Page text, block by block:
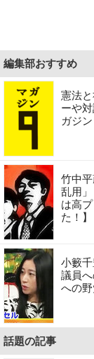
編集部おすすめ
憲法
ーや
ガジ
竹中
乱用
は高
た！】
小籔
議員
への
話題の記事